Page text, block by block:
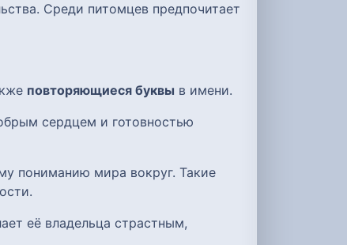
Среди питомцев предпочитает
повторяющиеся буквы в имени.
сердцем и готовностью
пониманию мира вокруг. Такие
её владельца страстным,